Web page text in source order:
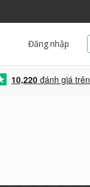
Đăng nhập
10,220 đánh giá trên